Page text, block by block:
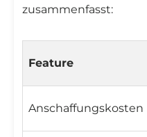
zusammenfasst:
Feature
Anschaffungskosten